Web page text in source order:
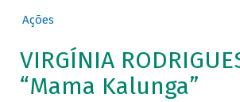
Ações
VIRGÍNIA
“Mama Kalunga”